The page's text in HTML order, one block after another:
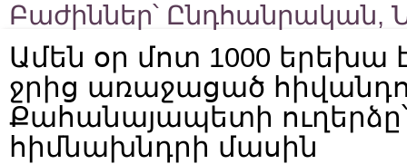
Բաժիններ՝ Ընդհանրական,
Ամեն օր մոտ 1000 երեխա
ջրից առաջացած
Քահանայապետի ուղերձը՝
հիմնախնդրի մասին